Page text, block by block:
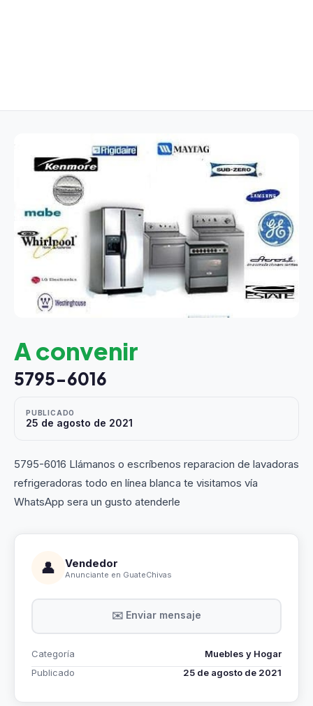
A convenir
5795-6016
PUBLICADO
25 de agosto de 2021
5795-6016 Llámanos o escríbenos reparacion de lavadoras
refrigeradoras todo en línea blanca te visitamos vía
WhatsApp sera un gusto atenderle
👤 Vendedor
Anunciante en GuateChivas
✉️ Enviar mensaje
Categoría
Muebles y Hogar
Publicado
25 de agosto de 2021